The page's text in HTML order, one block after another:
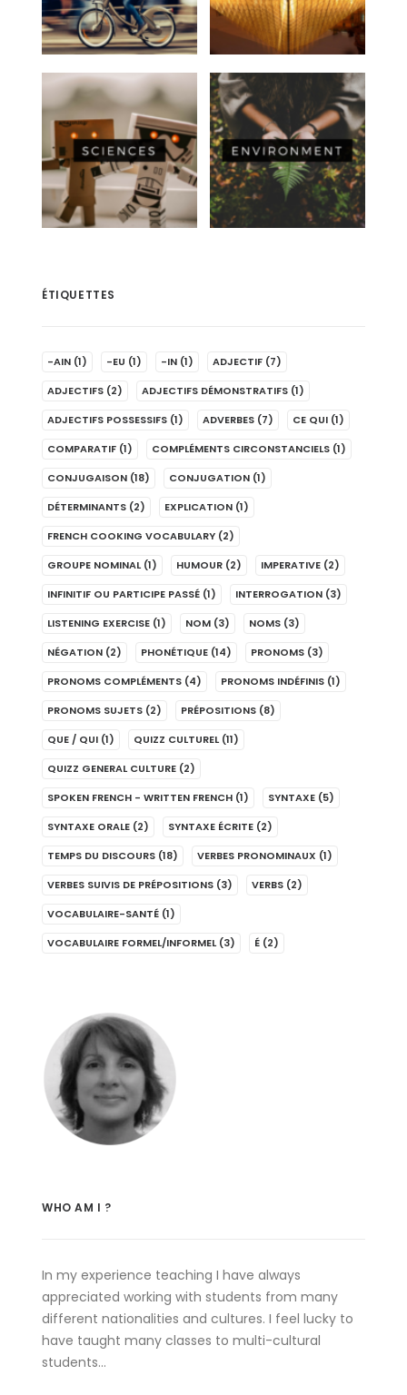
ÉTIQUETTES
-AIN (1) -EU (1) -IN (1) ADJECTIF (7)
ADJECTIFS (2) ADJECTIFS DÉMONSTRATIFS (1)
ADJECTIFS POSSESSIFS (1) ADVERBES (7) CE QUI (1)
COMPARATIF (1) COMPLÉMENTS CIRCONSTANCIELS (1)
CONJUGAISON (18) CONJUGATION (1)
DÉTERMINANTS (2) EXPLICATION (1)
FRENCH COOKING VOCABULARY (2)
GROUPE NOMINAL (1) HUMOUR (2) IMPERATIVE (2)
INFINITIF OU PARTICIPE PASSÉ (1) INTERROGATION (3)
LISTENING EXERCISE (1) NOM (3) NOMS (3)
NÉGATION (2) PHONÉTIQUE (14) PRONOMS (3)
PRONOMS COMPLÉMENTS (4) PRONOMS INDÉFINIS (1)
PRONOMS SUJETS (2) PRÉPOSITIONS (8)
QUE / QUI (1) QUIZZ CULTUREL (11)
QUIZZ GENERAL CULTURE (2)
SPOKEN FRENCH - WRITTEN FRENCH (1) SYNTAXE (5)
SYNTAXE ORALE (2) SYNTAXE ÉCRITE (2)
TEMPS DU DISCOURS (18) VERBES PRONOMINAUX (1)
VERBES SUIVIS DE PRÉPOSITIONS (3) VERBS (2)
VOCABULAIRE-SANTÉ (1)
VOCABULAIRE FORMEL/INFORMEL (3) É (2)
WHO AM I ?
In my experience teaching I have always
appreciated working with students from many
different nationalities and cultures. I feel lucky to
have taught many classes to multi-cultural
students…